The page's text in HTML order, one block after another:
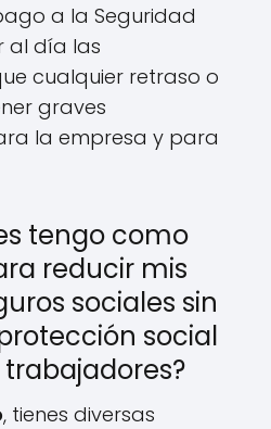
a la Seguridad
al día las
cualquier retraso o
graves
la empresa y para
tengo como
reducir mis
sociales sin
social
, tienes diversas